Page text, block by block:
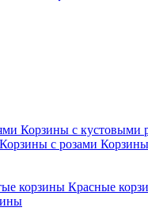
Корзины с кустовыми
Корзины с розами
корзины Красные